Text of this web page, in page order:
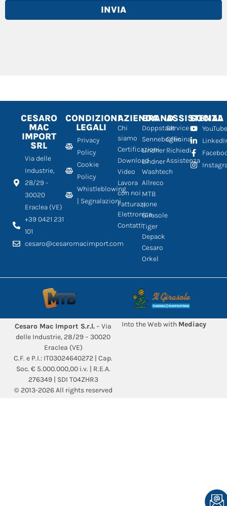
INVIA
CESARO
MAC
IMPORT
SRL
Via delle
Industrie,
28/29 -
30020
Eraclea (VE)
+39 0421 231
101
cesaro@cesaromacimport.com
CONDIZIONI
LEGALI
Privacy
Policy
Cookie
Policy
Whistleblowing
| Segnalazioni
AZIENDA
Chi
siamo
Certificazioni
Download
Video
Lavora
con noi
Fatturazione
Elettronica
Contatti
BRAND
Doppstadt
Sennebogen
Lindner
Lindner
Washtech
Allreco
MTB
Il
Girasole
Tiger
Depack
Cesaro
Orkel
ASSISTENZA
Service
Officina
Richiedi
Assistenza
SOCIAL
Cesaro Mac Import S.r.l. – Via
delle Industrie, 28/29 – 30020
Eraclea (VE)
C.F. e P.I.: IT03024640272 | Cap.
Soc. € 5.000.000,00 i.v. | R.E.A.
276349 | SDI T04ZHR3
© 2013-2026 All rights reserved
Into the Web with Mediacy